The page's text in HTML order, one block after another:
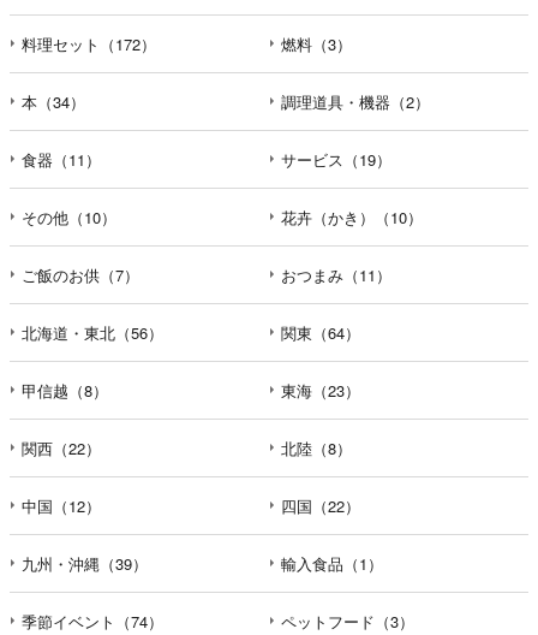
料理セット（172） 燃料（3）
本（34） 調理道具・機器（2）
食器（11） サービス（19）
その他（10） 花卉（かき）（10）
ご飯のお供（7） おつまみ（11）
北海道・東北（56） 関東（64）
甲信越（8） 東海（23）
関西（22） 北陸（8）
中国（12） 四国（22）
九州・沖縄（39） 輸入食品（1）
季節イベント（74） ペットフード（3）